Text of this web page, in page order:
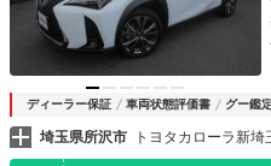
ディーラー保証 車両状態評価書 グー鑑
埼玉県所沢市 トヨタカローラ新